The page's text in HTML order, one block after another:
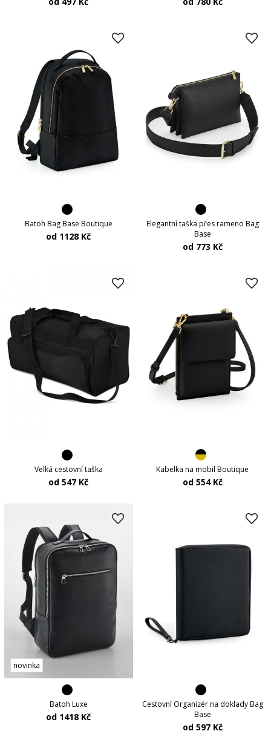
Batoh Bag Base Boutique
od 1128 Kč
Elegantní taška přes rameno Bag
Base
od 773 Kč
Velká cestovní taška
od 547 Kč
Kabelka na mobil Boutique
od 554 Kč
novinka
Batoh Luxe
od 1418 Kč
Cestovní Organizér na doklady Bag
Base
od 597 Kč